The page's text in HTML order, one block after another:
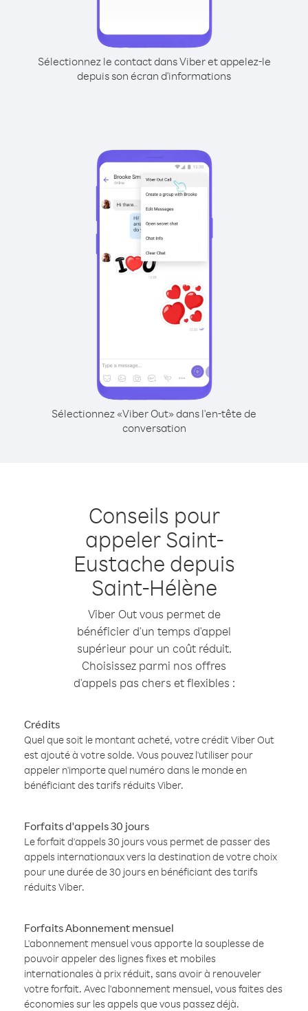
Sélectionnez le contact dans Viber et appelez-le
depuis son écran d'informations
Sélectionnez «Viber Out» dans l'en-tête de
conversation
Conseils pour
appeler Saint-
Eustache depuis
Saint-Hélène
Viber Out vous permet de
bénéficier d'un temps d'appel
supérieur pour un coût réduit.
Choisissez parmi nos offres
d'appels pas chers et flexibles :
Crédits
Quel que soit le montant acheté, votre crédit Viber Out
est ajouté à votre solde. Vous pouvez l'utiliser pour
appeler n'importe quel numéro dans le monde en
bénéficiant des tarifs réduits Viber.
Forfaits d'appels 30 jours
Le forfait d'appels 30 jours vous permet de passer des
appels internationaux vers la destination de votre choix
pour une durée de 30 jours en bénéficiant des tarifs
réduits Viber.
Forfaits Abonnement mensuel
L'abonnement mensuel vous apporte la souplesse de
pouvoir appeler des lignes fixes et mobiles
internationales à prix réduit, sans avoir à renouveler
votre forfait. Avec l'abonnement mensuel, vous faites des
économies sur les appels que vous passez déjà.